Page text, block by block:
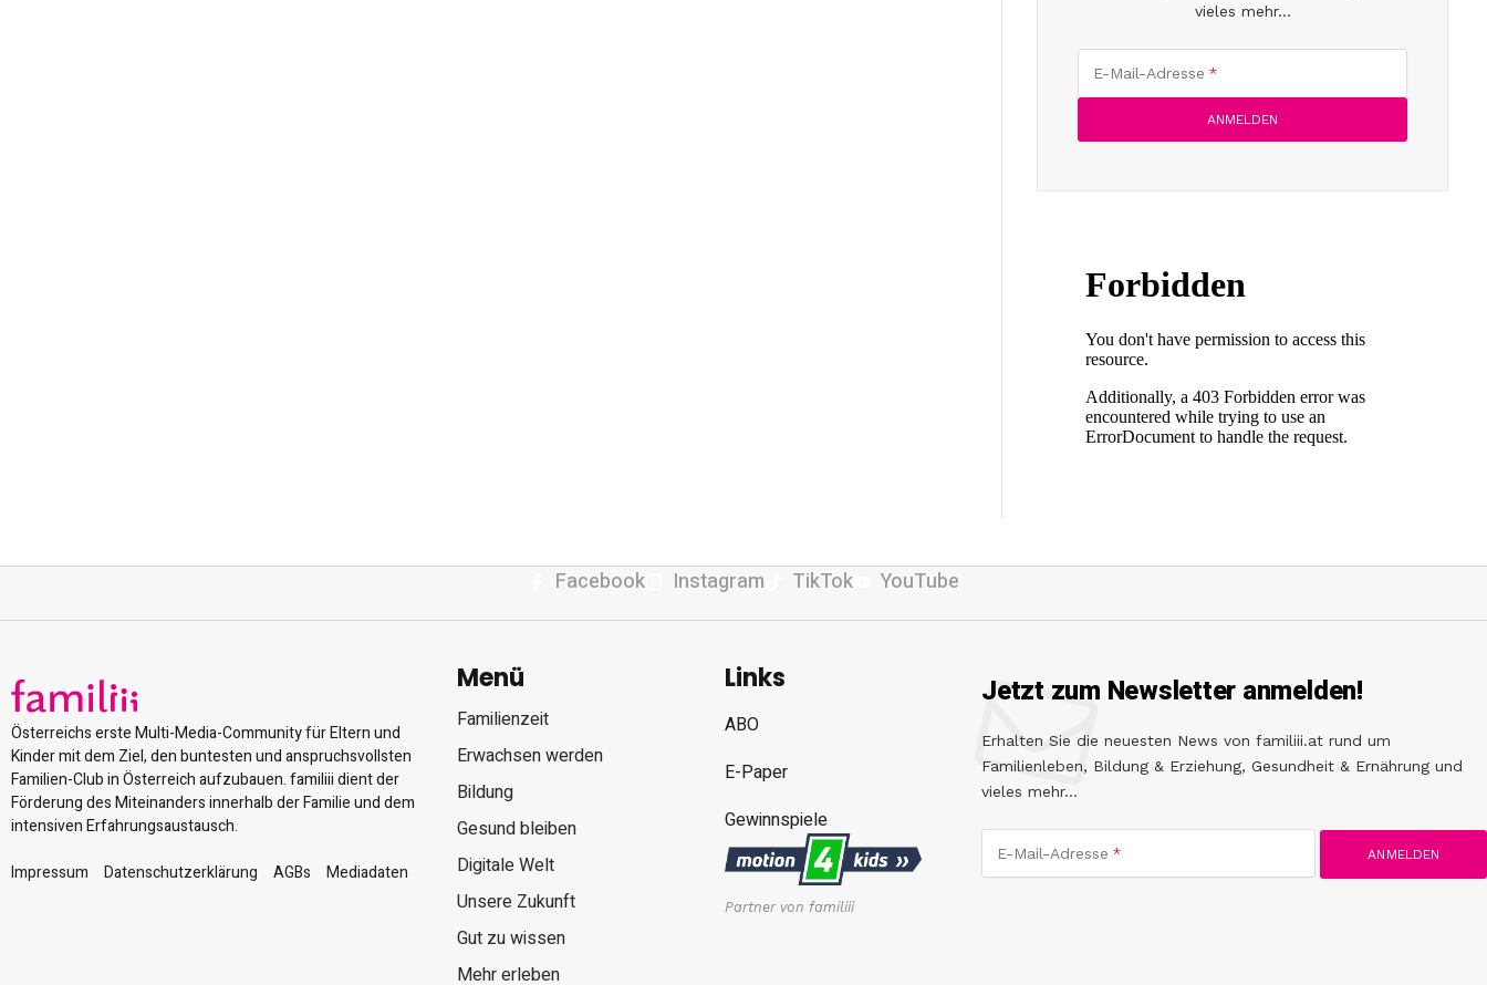
vieles mehr...
E-Mail-Adresse
Facebook Instagram TikTok YouTube
Österreichs erste Multi-Media-Community für Eltern und
Kinder mit dem Ziel, den buntesten und anspruchsvollsten
Familien-Club in Österreich aufzubauen. familiii dient der
Förderung des Miteinanders innerhalb der Familie und dem
intensiven Erfahrungsaustausch.
Impressum
Datenschutzerklärung AGBs Mediadaten
Menü
Familienzeit
Erwachsen werden
Bildung
Gesund bleiben
Digitale Welt
Unsere Zukunft
Gut zu wissen
Mehr erleben
Links
ABO
E-Paper
Gewinnspiele
Partner von familiii
Jetzt zum Newsletter anmelden!
Erhalten Sie die neuesten News von familiii.at rund um
Familienleben, Bildung & Erziehung, Gesundheit & Ernährung und
vieles mehr...
E-Mail-Adresse